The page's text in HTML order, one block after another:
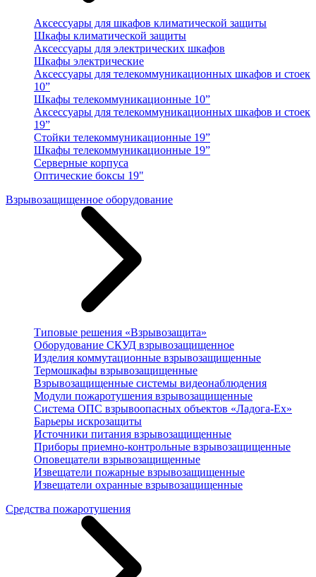
Аксессуары для шкафов климатической защиты
Шкафы климатической защиты
Аксессуары для электрических шкафов
Шкафы электрические
Аксессуары для телекоммуникационных шкафов и стоек
10”
Шкафы телекоммуникационные 10”
Аксессуары для телекоммуникационных шкафов и стоек
19”
Стойки телекоммуникационные 19”
Шкафы телекоммуникационные 19”
Серверные корпуса
Оптические боксы 19"
Взрывозащищенное оборудование
Типовые решения «Взрывозащита»
Оборудование СКУД взрывозащищенное
Изделия коммутационные взрывозащищенные
Термошкафы взрывозащищенные
Взрывозащищенные системы видеонаблюдения
Модули пожаротушения взрывозащищенные
Система ОПС взрывоопасных объектов «Ладога-Ex»
Барьеры искрозащиты
Источники питания взрывозащищенные
Приборы приемно-контрольные взрывозащищенные
Оповещатели взрывозащищенные
Извещатели пожарные взрывозащищенные
Извещатели охранные взрывозащищенные
Средства пожаротушения